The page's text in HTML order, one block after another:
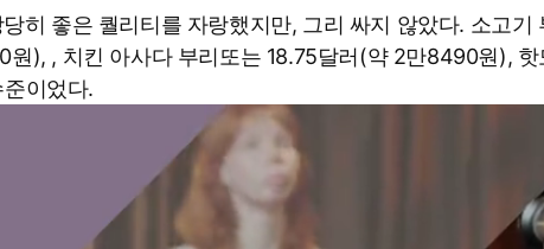
히 좋은 퀄리티를 자랑했지만, 그리 싸지 않았다. 소고기
원), , 치킨 아사다 부리또는 18.75달러(약 2만8490원),
이었다.